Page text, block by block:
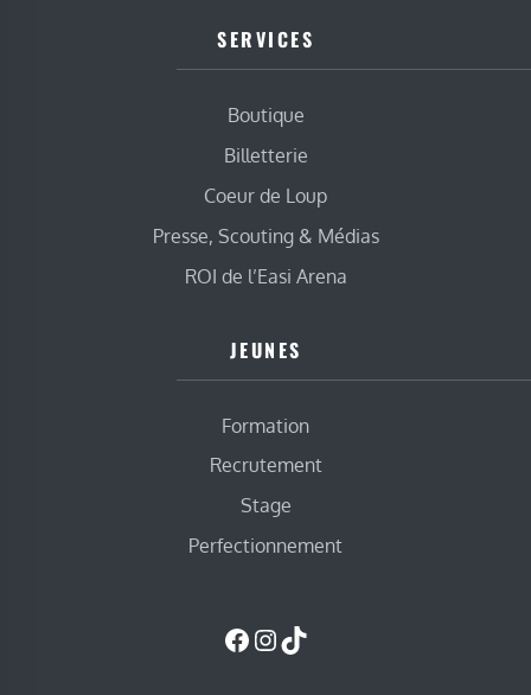
SERVICES
Boutique
Billetterie
Coeur de Loup
Presse, Scouting & Médias
ROI de l’Easi Arena
JEUNES
Formation
Recrutement
Stage
Perfectionnement
Facebook
Instagram
TikTok